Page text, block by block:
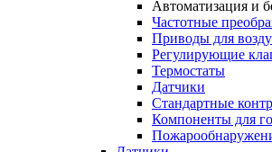
Автоматизация и
Частотные
Приводы для
Регулирующие
Термостаты
Датчики
Стандартные
Компоненты для